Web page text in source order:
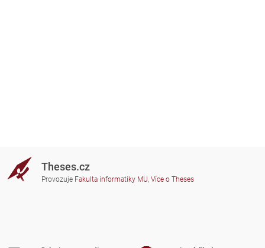
Theses.cz
Provozuje Fakulta informatiky MU, Více o Theses